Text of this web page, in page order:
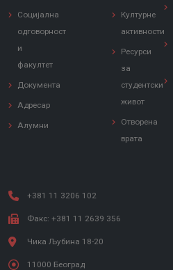
Социјална
одговорност
и
факултет
Документа
Адресар
Алумни
Културне
активности
Ресурси
за
студентски
живот
Отворена
врата
+381 11 3206 102
Факс: +381 11 2639 356
Чика Љубина 18-20
11000 Београд